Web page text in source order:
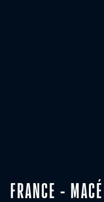
FRANCE -